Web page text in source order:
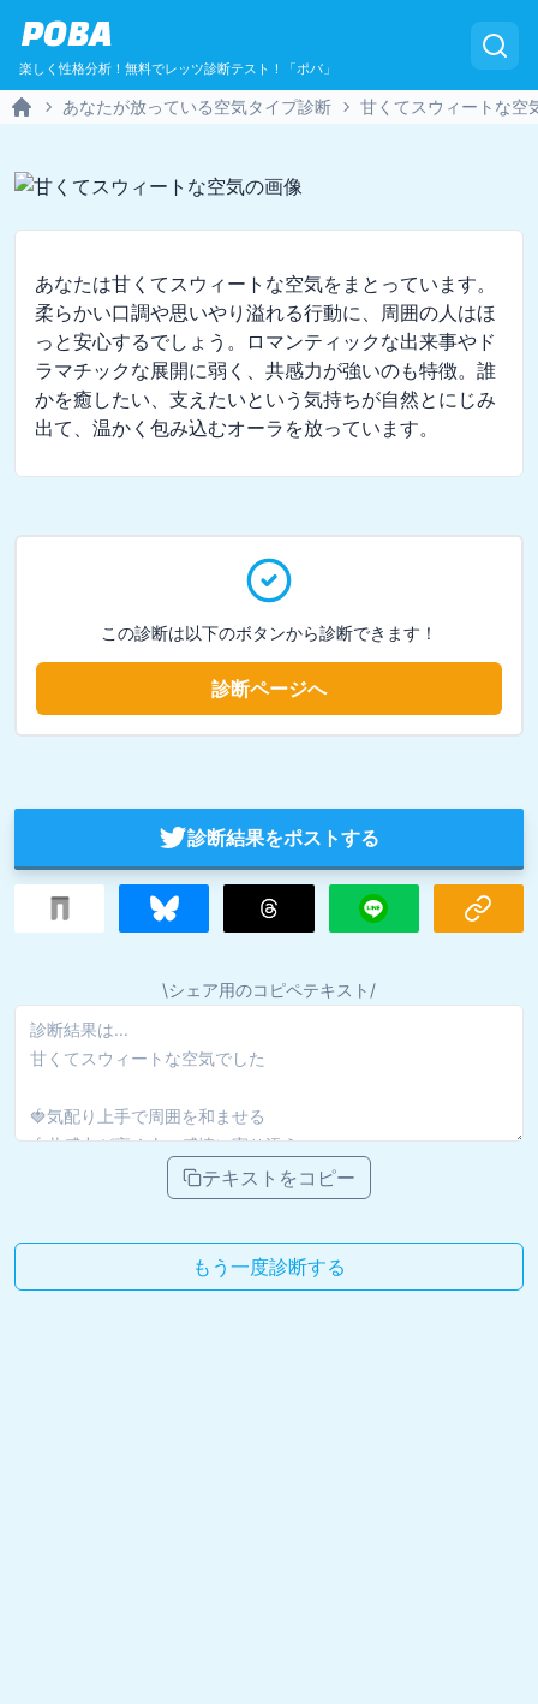
POBA
楽しく性格分析！無料でレッツ診断テスト！「ポバ」
あなたが放っている空気タイプ診断 甘くてスウィートな空
あなたは甘くてスウィートな空気をまとっています。
柔らかい口調や思いやり溢れる行動に、周囲の人はほ
っと安心するでしょう。ロマンティックな出来事やド
ラマチックな展開に弱く、共感力が強いのも特徴。誰
かを癒したい、支えたいという気持ちが自然とにじみ
出て、温かく包み込むオーラを放っています。
この診断は以下のボタンから診断できます！
診断ページへ
診断結果をポストする
\シェア用のコピペテキスト/
テキストをコピー
もう一度診断する